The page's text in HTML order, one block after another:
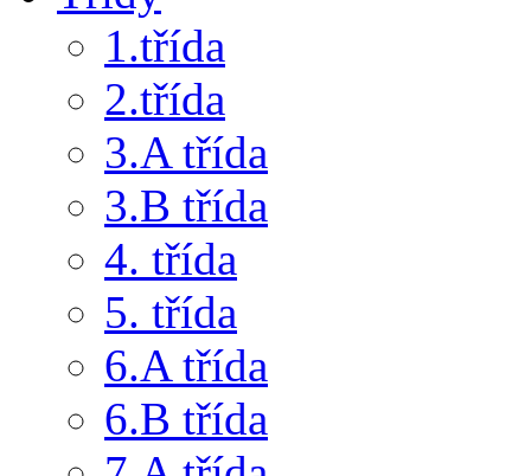
1.třída
2.třída
3.A třída
3.B třída
4. třída
5. třída
6.A třída
6.B třída